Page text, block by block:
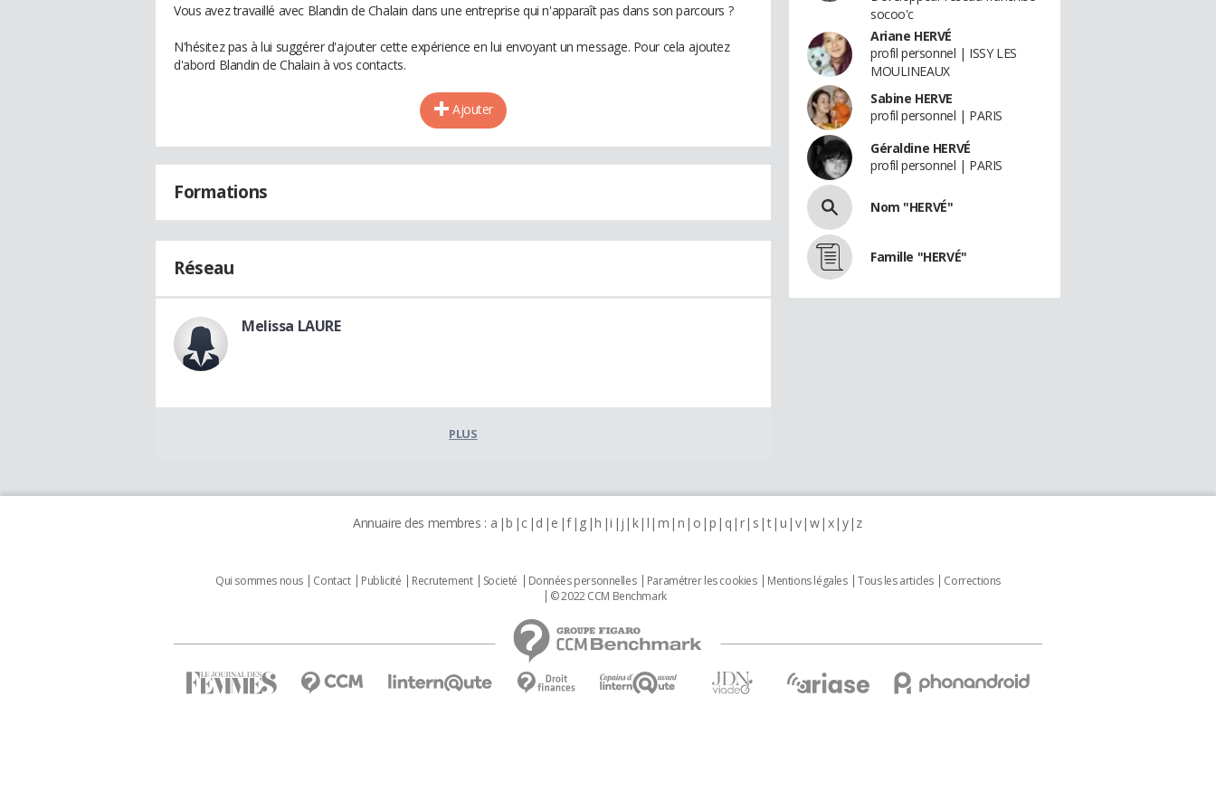
Vous avez travaillé avec Blandin de Chalain dans une entreprise qui n'apparaît pas dans son parcours ?
N'hésitez pas à lui suggérer d'ajouter cette expérience en lui envoyant un message. Pour cela ajoutez
d'abord Blandin de Chalain à vos contacts.
Ajouter
Formations
Réseau
Melissa LAURE
PLUS
socoo'c
Ariane HERVÉ
profil personnel | ISSY LES
MOULINEAUX
Sabine HERVE
profil personnel | PARIS
Géraldine HERVÉ
profil personnel | PARIS
Nom "HERVÉ"
Famille "HERVÉ"
Annuaire des membres : a b c d e f g h i j k l m n o p q r s t u v w x y z
Qui sommes nous Contact Publicité Recrutement Societé Données personnelles Paramétrer les cookies Mentions légales Tous les articles
Corrections
© 2022 CCM Benchmark